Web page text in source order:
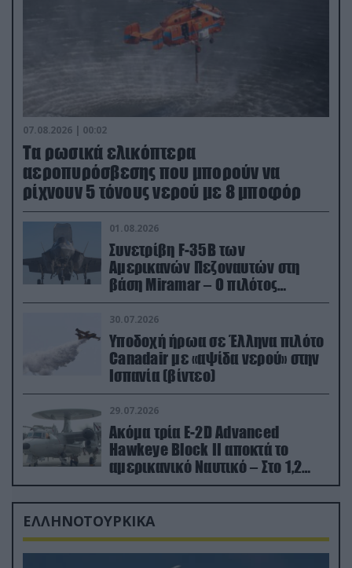
07.08.2026 | 00:02
Τα ρωσικά ελικόπτερα
αεροπυρόσβεσης που μπορούν να
ρίχνουν 5 τόνους νερού με 8 μποφόρ
01.08.2026
Συνετρίβη F-35B των
Αμερικανών Πεζοναυτών στη
βάση Miramar – Ο πιλότος
εκτινάχθηκε εγκαίρως
30.07.2026
Υποδοχή ήρωα σε Έλληνα πιλότο
Canadair με «αψίδα νερού» στην
Ισπανία (βίντεο)
29.07.2026
Ακόμα τρία E-2D Advanced
Hawkeye Block II αποκτά το
αμερικανικό Ναυτικό – Στο 1,2
δισ.δολάρια το κόστος
ΕΛΛΗΝΟΤΟΥΡΚΙΚΑ